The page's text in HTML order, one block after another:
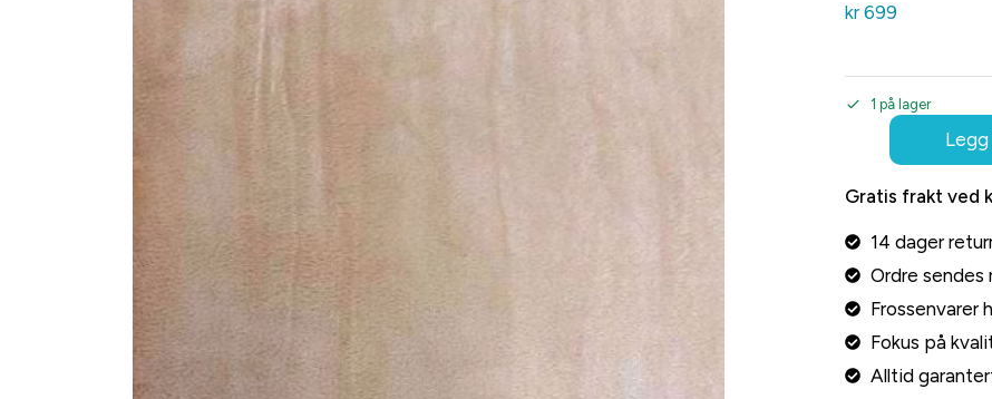
kr699
1 på lager
Legg
Gratis frakt ved
14 dager
Ordre sendes
Frossenvarer
Fokus på
Alltid